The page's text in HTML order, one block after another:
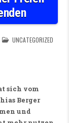
SACHSEN:
POSTED IN
UNCATEGORIZED
sich vom
Berger
und